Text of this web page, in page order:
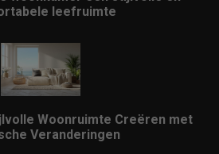
leefruimte
Woonruimte Creëren met
Veranderingen